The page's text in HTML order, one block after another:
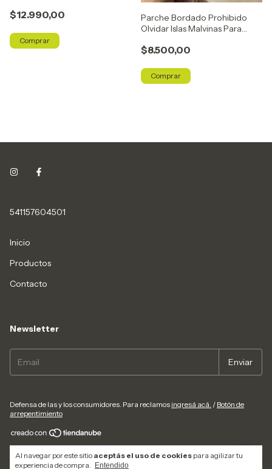
Al navegar por este sitio aceptás el uso de cookies para agilizar tu
experiencia de compra.
Entendido
$12.990,00
Parche Bordado Prohibido
Olvidar Islas Malvinas Para
$8.500,00
541157604501
Inicio
Productos
Contacto
Newsletter
Defensa de las y los consumidores. Para reclamos ingresá acá. / Botón de
arrepentimiento
Copyright EAROUTDOOR - 20280808378 - 2026. Todos los derechos
reservados.